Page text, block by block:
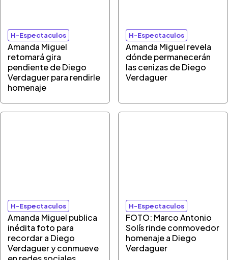
H-Espectaculos
Amanda Miguel
retomará gira
pendiente de Diego
Verdaguer para rendirle
homenaje
H-Espectaculos
Amanda Miguel revela
dónde permanecerán
las cenizas de Diego
Verdaguer
H-Espectaculos
Amanda Miguel publica
inédita foto para
recordar a Diego
Verdaguer y conmueve
H-Espectaculos
FOTO: Marco Antonio
Solís rinde conmovedor
homenaje a Diego
Verdaguer